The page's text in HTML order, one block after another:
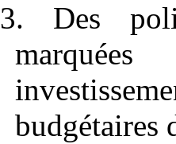
3. Des
budgétaires